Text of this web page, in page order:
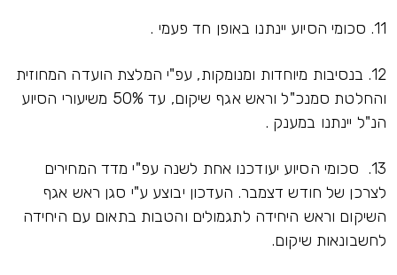
11. סכומי הסיוע יינתנו באופן חד פעמי .
12. בנסיבות מיוחדות ומנומקות, עפ"י המלצת הועדה המחוזית
והחלטת סמנכ"ל וראש אגף שיקום, עד 50% משיעורי הסיוע
הנ"ל יינתנו במענק .
13. סכומי הסיוע יעודכנו אחת לשנה עפ"י מדד המחירים
לצרכן של חודש דצמבר. העדכון יבוצע ע"י סגן ראש אגף
השיקום וראש היחידה לתגמולים והטבות בתאום עם היחידה
לחשבונאות שיקום.